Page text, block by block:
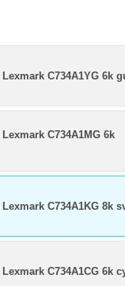
C734A1YG 6k
C734A1MG 6k
C734A1KG 8k
C734A1CG 6k